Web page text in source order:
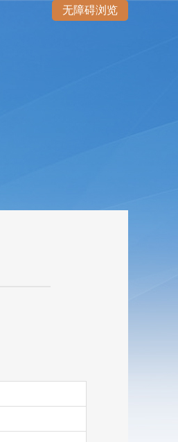
无障碍浏览